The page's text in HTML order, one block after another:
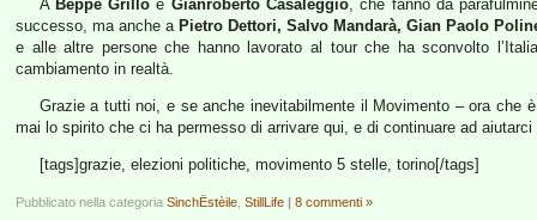
A Beppe Grillo e Gianroberto Casaleggio, che fanno da
successo, ma anche a Pietro Dettori, Salvo Mandarà, Gian Paolo
e alle altre persone che hanno lavorato al tour che ha sconvolto
cambiamento in realtà.
Grazie a tutti noi, e se anche inevitabilmente il Movimento – ora che
mai lo spirito che ci ha permesso di arrivare qui, e di continuare ad aiutarci
[tags]grazie, elezioni politiche, movimento 5 stelle, torino[/tags]
Pubblicato nella categoria SinchËstèile StillLife | 8 commenti »